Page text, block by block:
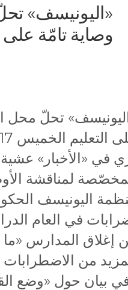
«اليونيسف»
وصاية تامّة على
تحلّ محل
في «الأخبار»
لمناقشة
اليونيسف
في العام
إغلاق المدارس
من الاضطرابات
بيان حول «وضع